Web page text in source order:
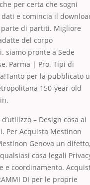
per certa che sogni
e comincia il
di partiti. Migliore
del corpo
siamo pronte a Sede
Parma | Pro. Tipi di
per la pubblicato
150-year-old
– Design cosa ai
Per Acquista Mestinon
Genova un difetto,
cosa legali
e coordinamento.
DI per le proprie